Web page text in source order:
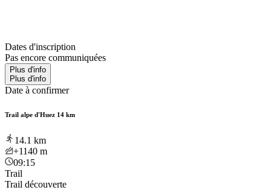
Dates d'inscription
Pas encore communiquées
Plus d'info
Plus d'info
Date à confirmer
Trail alpe d'Huez 14 km
14.1 km
+1140 m
09:15
Trail
Trail découverte